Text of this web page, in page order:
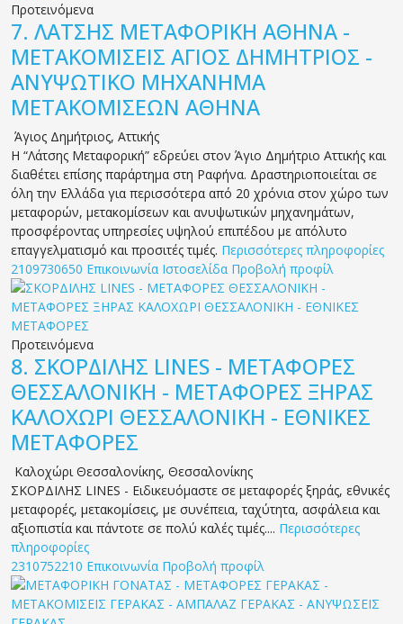
Προτεινόμενα
7. ΛΑΤΣΗΣ ΜΕΤΑΦΟΡΙΚΗ ΑΘΗΝΑ -
ΜΕΤΑΚΟΜΙΣΕΙΣ ΑΓΙΟΣ ΔΗΜΗΤΡΙΟΣ -
ΑΝΥΨΩΤΙΚΟ ΜΗΧΑΝΗΜΑ
ΜΕΤΑΚΟΜΙΣΕΩΝ ΑΘΗΝΑ
Άγιος Δημήτριος, Αττικής
Η “Λάτσης Μεταφορική” εδρεύει στον Άγιο Δημήτριο Αττικής και
διαθέτει επίσης παράρτημα στη Ραφήνα. Δραστηριοποιείται σε
όλη την Ελλάδα για περισσότερα από 20 χρόνια στον χώρο των
μεταφορών, μετακομίσεων και ανυψωτικών μηχανημάτων,
προσφέροντας υπηρεσίες υψηλού επιπέδου με απόλυτο
επαγγελματισμό και προσιτές τιμές. Περισσότερες πληροφορίες
2109730650 Επικοινωνία Ιστοσελίδα Προβολή προφίλ
Προτεινόμενα
8. ΣΚΟΡΔΙΛΗΣ LINES - ΜΕΤΑΦΟΡΕΣ
ΘΕΣΣΑΛΟΝΙΚΗ - ΜΕΤΑΦΟΡΕΣ ΞΗΡΑΣ
ΚΑΛΟΧΩΡΙ ΘΕΣΣΑΛΟΝΙΚΗ - ΕΘΝΙΚΕΣ
ΜΕΤΑΦΟΡΕΣ
Καλοχώρι Θεσσαλονίκης, Θεσσαλονίκης
ΣΚΟΡΔΙΛΗΣ LINES - Ειδικευόμαστε σε μεταφορές ξηράς, εθνικές
μεταφορές, μετακομίσεις, με συνέπεια, ταχύτητα, ασφάλεια και
αξιοπιστία και πάντοτε σε πολύ καλές τιμές.... Περισσότερες
πληροφορίες
2310752210 Επικοινωνία Προβολή προφίλ